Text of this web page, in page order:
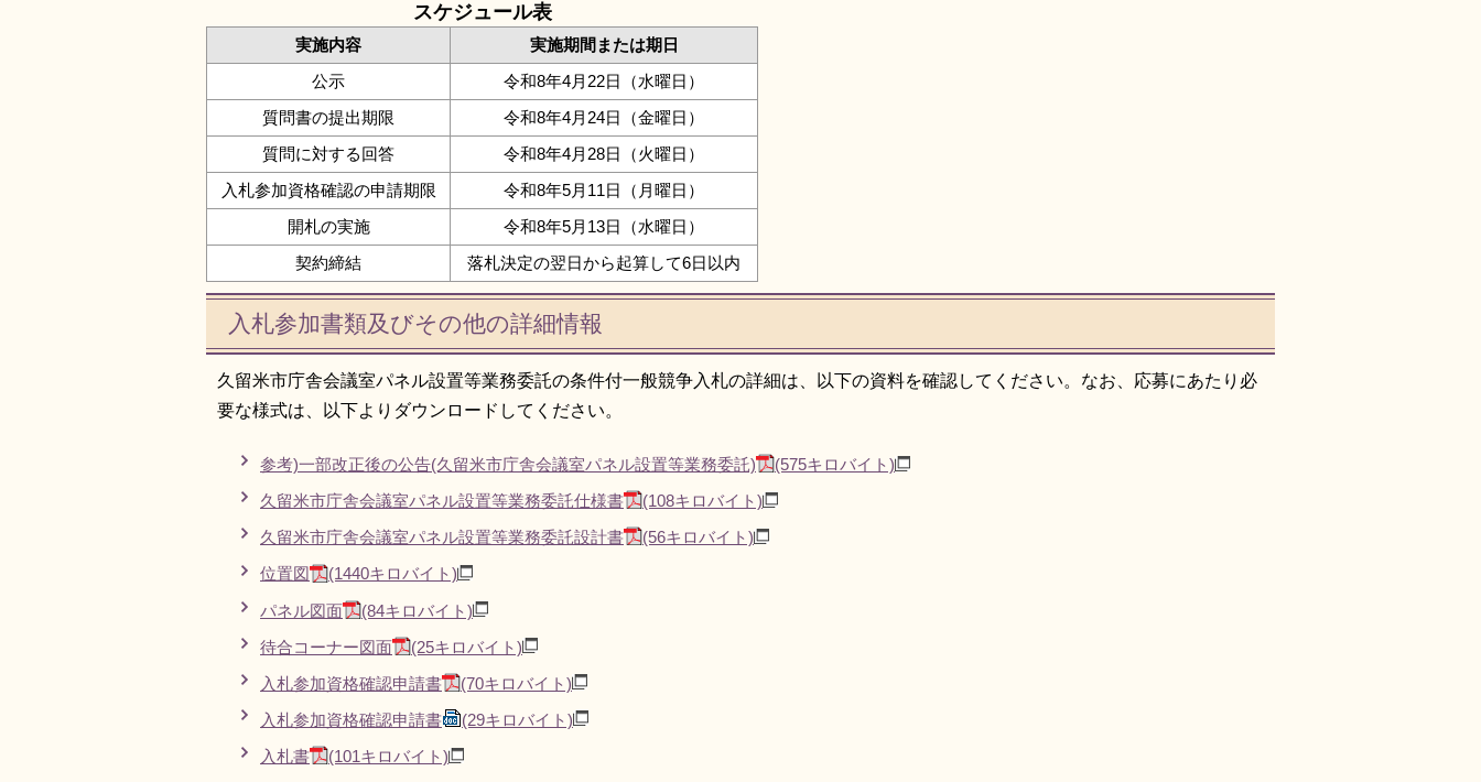
スケジュール表
実施内容
実施期間または期日
公示
令和8年4月22日（水曜日）
質問書の提出期限
令和8年4月24日（金曜日）
質問に対する回答
令和8年4月28日（火曜日）
入札参加資格確認の申請期限
令和8年5月11日（月曜日）
開札の実施
令和8年5月13日（水曜日）
契約締結
落札決定の翌日から起算して6日以内
入札参加書類及びその他の詳細情報
久留米市庁舎会議室パネル設置等業務委託の条件付一般競争入札の詳細は、以下の資料を確認してください。なお、応募にあたり必
要な様式は、以下よりダウンロードしてください。
参考)一部改正後の公告(久留米市庁舎会議室パネル設置等業務委託)
(575キロバイト)
久留米市庁舎会議室パネル設置等業務委託仕様書
(108キロバイト)
久留米市庁舎会議室パネル設置等業務委託設計書
(56キロバイト)
位置図
(1440キロバイト)
パネル図面
(84キロバイト)
待合コーナー図面
(25キロバイト)
入札参加資格確認申請書
(70キロバイト)
入札参加資格確認申請書
(29キロバイト)
入札書
(101キロバイト)